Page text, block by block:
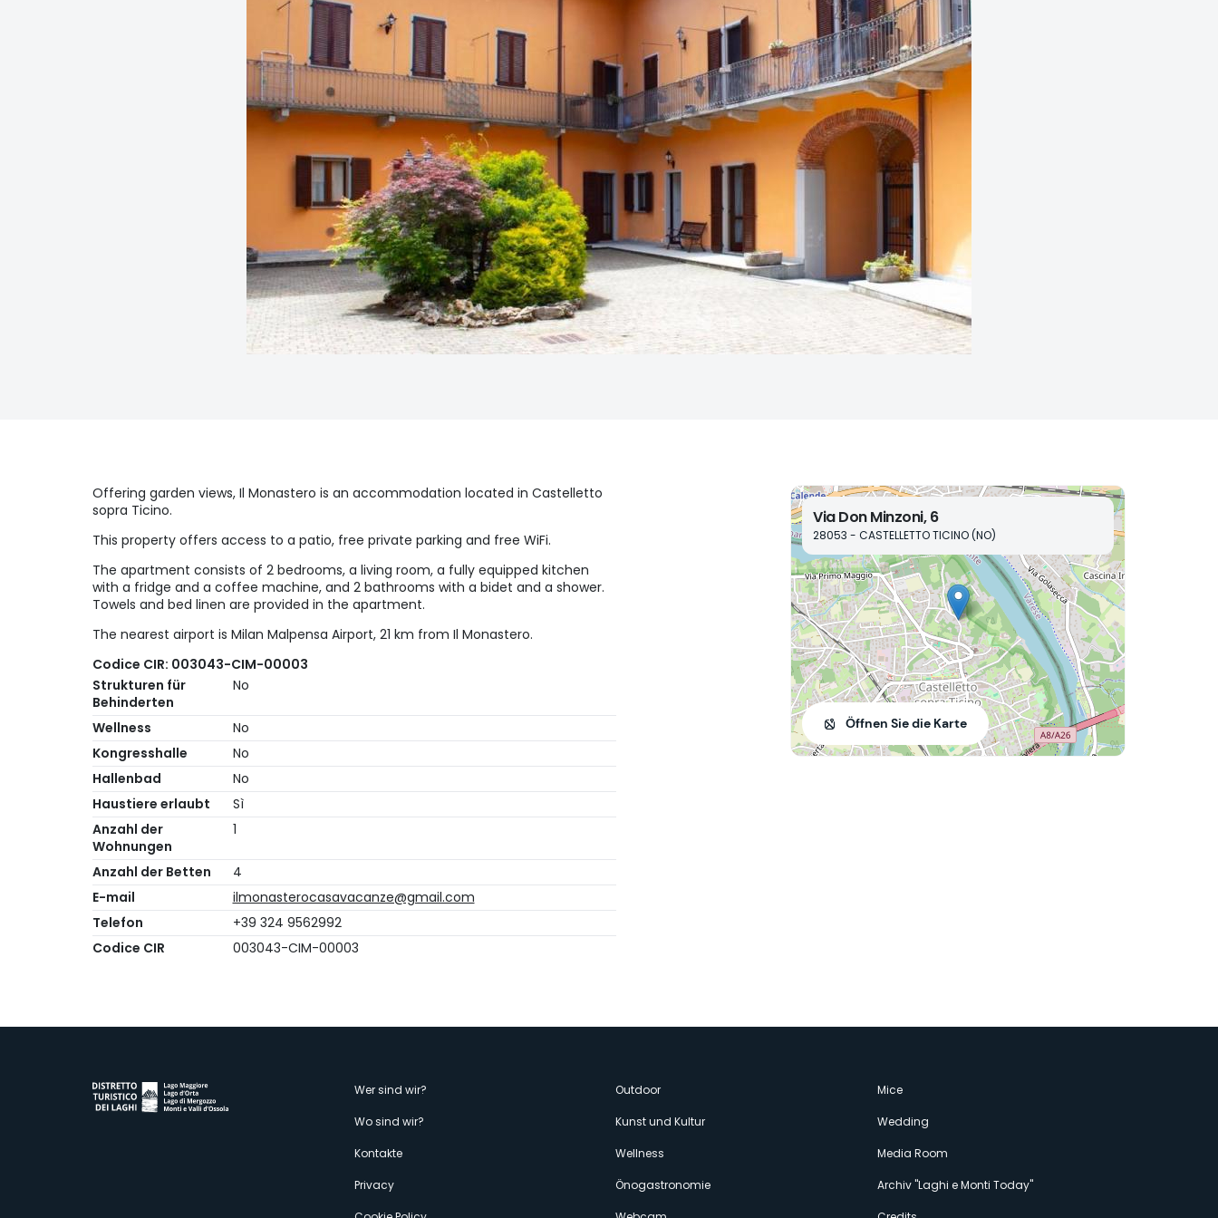
Offering garden views, Il Monastero is an accommodation located in Castelletto
sopra Ticino.
This property offers access to a patio, free private parking and free WiFi.
The apartment consists of 2 bedrooms, a living room, a fully equipped kitchen
with a fridge and a coffee machine, and 2 bathrooms with a bidet and a shower.
Towels and bed linen are provided in the apartment.
The nearest airport is Milan Malpensa Airport, 21 km from Il Monastero.
Codice CIR: 003043-CIM-00003
Strukturen für
Behinderten
No
Wellness
No
Kongresshalle
No
Hallenbad
No
Haustiere erlaubt
Sì
Anzahl der
Wohnungen
1
Anzahl der Betten
4
E-mail
ilmonasterocasavacanze@gmail.com
Telefon
+39 324 9562992
Codice CIR
003043-CIM-00003
Via Don Minzoni, 6
28053 - CASTELLETTO TICINO (NO)
Öffnen Sie die Karte
Menù
secondario
Wer sind wir?
Wo sind wir?
Kontakte
Privacy
Outdoor
Kunst und Kultur
Wellness
Önogastronomie
Mice
Wedding
Media Room
Archiv "Laghi e Monti Today"